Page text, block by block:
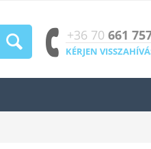
+36 70661
KÉRJEN